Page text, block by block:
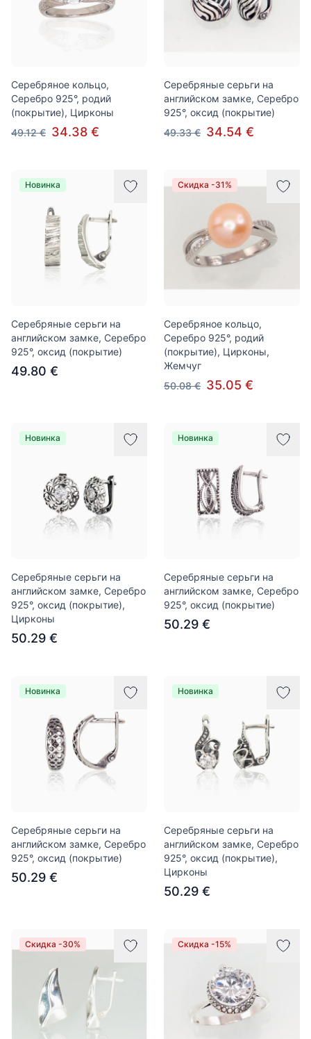
Серебряное кольцо,
Серебро 925°, родий
(покрытие), Цирконы
49.12 € 34.38 €
Серебряные серьги на
английском замке, Серебро
925°, оксид (покрытие)
49.33 € 34.54 €
Новинка
Серебряные серьги на
английском замке, Серебро
925°, оксид (покрытие)
49.80 €
Скидка -31%
Серебряное кольцо,
Серебро 925°, родий
(покрытие), Цирконы,
Жемчуг
50.08 € 35.05 €
Новинка
Серебряные серьги на
английском замке, Серебро
925°, оксид (покрытие),
Цирконы
50.29 €
Новинка
Серебряные серьги на
английском замке, Серебро
925°, оксид (покрытие)
50.29 €
Новинка
Серебряные серьги на
английском замке, Серебро
925°, оксид (покрытие)
50.29 €
Новинка
Серебряные серьги на
английском замке, Серебро
925°, оксид (покрытие),
Цирконы
50.29 €
Скидка -30% Скидка -15%